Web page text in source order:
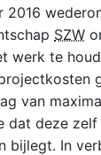
SZW
werk te
van
dat deze
bijlegt. In